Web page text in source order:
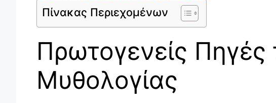
Πίνακας Περιεχομένων
Πρωτογενείς Πηγές
Μυθολογίας